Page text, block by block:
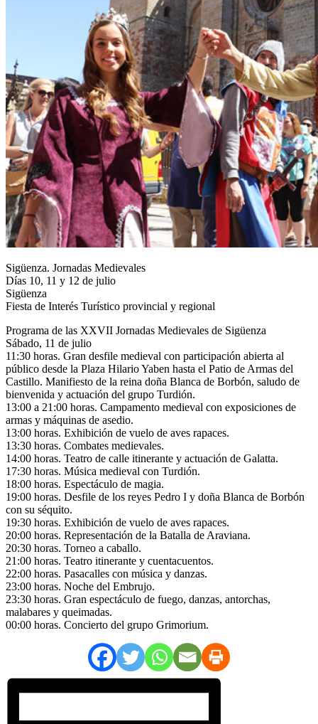
Sigüenza. Jornadas Medievales
Días 10, 11 y 12 de julio
Sigüenza
Fiesta de Interés Turístico provincial y regional
Programa de las XXVII Jornadas Medievales de Sigüenza
Sábado, 11 de julio
11:30 horas. Gran desfile medieval con participación abierta al
público desde la Plaza Hilario Yaben hasta el Patio de Armas del
Castillo. Manifiesto de la reina doña Blanca de Borbón, saludo de
bienvenida y actuación del grupo Turdión.
13:00 a 21:00 horas. Campamento medieval con exposiciones de
armas y máquinas de asedio.
13:00 horas. Exhibición de vuelo de aves rapaces.
13:30 horas. Combates medievales.
14:00 horas. Teatro de calle itinerante y actuación de Galatta.
17:30 horas. Música medieval con Turdión.
18:00 horas. Espectáculo de magia.
19:00 horas. Desfile de los reyes Pedro I y doña Blanca de Borbón
con su séquito.
19:30 horas. Exhibición de vuelo de aves rapaces.
20:00 horas. Representación de la Batalla de Araviana.
20:30 horas. Torneo a caballo.
21:00 horas. Teatro itinerante y cuentacuentos.
22:00 horas. Pasacalles con música y danzas.
23:00 horas. Noche del Embrujo.
23:30 horas. Gran espectáculo de fuego, danzas, antorchas,
malabares y queimadas.
00:00 horas. Concierto del grupo Grimorium.